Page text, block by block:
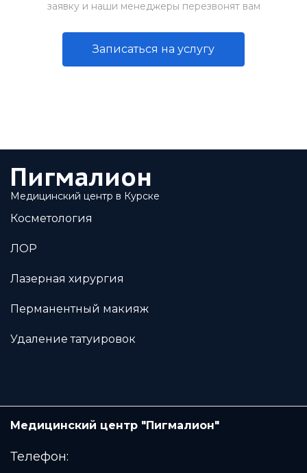
заявку и наши менеджеры перезвонят вам
Записаться на услугу
Пигмалион
Медицинский центр в Курске
Косметология
ЛОР
Лазерная хирургия
Перманентный макияж
Удаление татуировок
Медицинский центр "Пигмалион"
Телефон: